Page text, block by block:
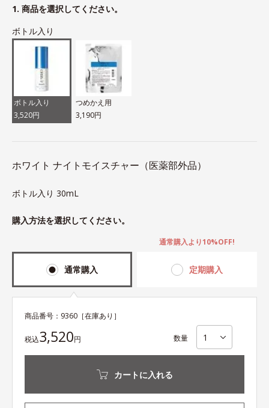
1. 商品を選択してください。
ボトル入り
ボトル入り
3,520円
つめかえ用
3,190円
ホワイト ナイトモイスチャー（医薬部外品）
ボトル入り 30mL
購入方法を選択してください。
通常購入 定期購入
通常購入より10%OFF!
商品番号： 9360 ［在庫あり］
税込3,520円 数量
カートに入れる